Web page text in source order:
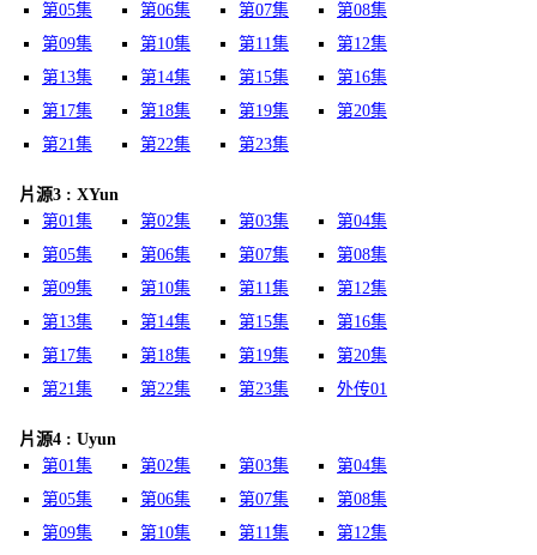
第05集
第06集 第07集
第08集
第09集
第10集 第11集
第12集
第13集
第14集 第15集
第16集
第17集
第18集 第19集
第20集
第21集
第22集 第23集
片源3 : XYun
第01集
第02集 第03集
第04集
第05集
第06集 第07集
第08集
第09集
第10集 第11集
第12集
第13集
第14集 第15集
第16集
第17集
第18集 第19集
第20集
第21集
第22集 第23集 外传01
片源4 : Uyun
第01集
第02集 第03集
第04集
第05集
第06集 第07集
第08集
第09集
第10集 第11集
第12集